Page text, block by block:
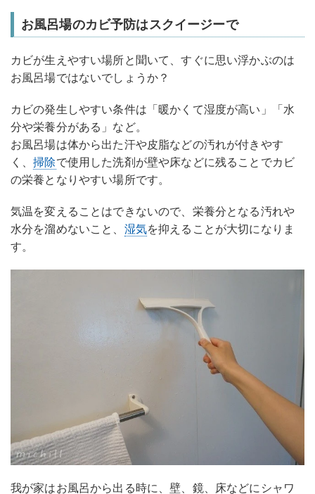
お風呂場のカビ予防はスクイージーで
カビが生えやすい場所と聞いて、すぐに思い浮かぶのは
お風呂場ではないでしょうか？
カビの発生しやすい条件は「暖かくて湿度が高い」「水
分や栄養分がある」など。
お風呂場は体から出た汗や皮脂などの汚れが付きやす
く、掃除で使用した洗剤が壁や床などに残ることでカビ
の栄養となりやすい場所です。
気温を変えることはできないので、栄養分となる汚れや
水分を溜めないこと、 湿気を抑えることが大切になりま
す。
我が家はお風呂から出る時に、壁、鏡、床などにシャワ